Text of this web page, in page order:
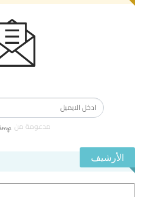
مدعومة من
الأرشيف